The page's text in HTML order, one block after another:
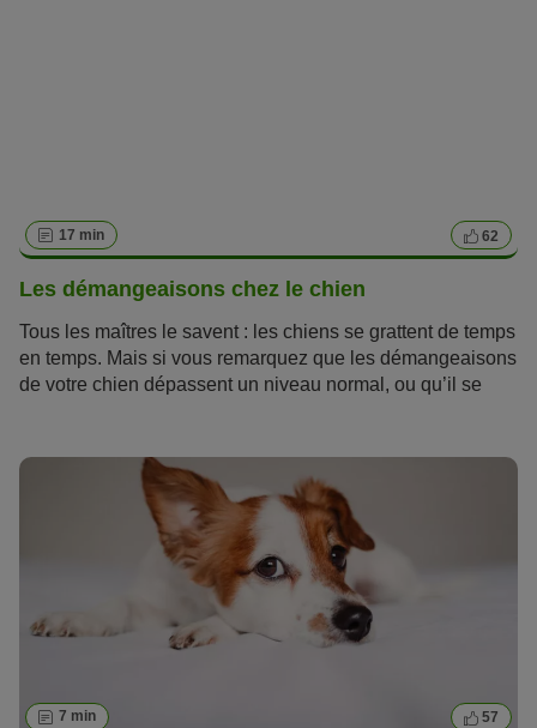
17 min 62
Les démangeaisons chez le chien
Tous les maîtres le savent : les chiens se grattent de temps
en temps. Mais si vous remarquez que les démangeaisons
de votre chien dépassent un niveau normal, ou qu’il se
démangeaisons chez le chien peuvent gravement nuire à
son bien-être et à sa qualité de vie. Parfois, elles sont si
intenses que le chien et son maître ne peuvent plus dormir.
7 min 57